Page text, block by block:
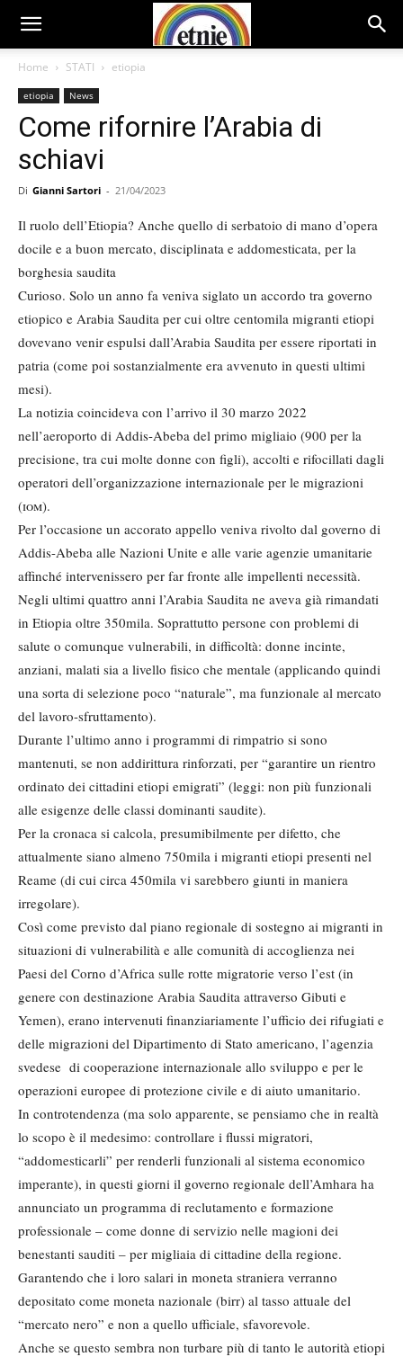
Home STATI etiopia
etiopia News
Come rifornire l’Arabia di
schiavi
Di Gianni Sartori - 21/04/2023
Il ruolo dell’Etiopia? Anche quello di serbatoio di mano d’opera
docile e a buon mercato, disciplinata e addomesticata, per la
borghesia saudita
Curioso. Solo un anno fa veniva siglato un accordo tra governo
etiopico e Arabia Saudita per cui oltre centomila migranti etiopi
dovevano venir espulsi dall’Arabia Saudita per essere riportati in
patria (come poi sostanzialmente era avvenuto in questi ultimi
mesi).
La notizia coincideva con l’arrivo il 30 marzo 2022
nell’aeroporto di Addis-Abeba del primo migliaio (900 per la
precisione, tra cui molte donne con figli), accolti e rifocillati dagli
operatori dell’organizzazione internazionale per le migrazioni
(iom).
Per l’occasione un accorato appello veniva rivolto dal governo di
Addis-Abeba alle Nazioni Unite e alle varie agenzie umanitarie
affinché intervenissero per far fronte alle impellenti necessità.
Negli ultimi quattro anni l’Arabia Saudita ne aveva già rimandati
in Etiopia oltre 350mila. Soprattutto persone con problemi di
salute o comunque vulnerabili, in difficoltà: donne incinte,
anziani, malati sia a livello fisico che mentale (applicando quindi
una sorta di selezione poco “naturale”, ma funzionale al mercato
del lavoro-sfruttamento).
Durante l’ultimo anno i programmi di rimpatrio si sono
mantenuti, se non addirittura rinforzati, per “garantire un rientro
ordinato dei cittadini etiopi emigrati” (leggi: non più funzionali
alle esigenze delle classi dominanti saudite).
Per la cronaca si calcola, presumibilmente per difetto, che
attualmente siano almeno 750mila i migranti etiopi presenti nel
Reame (di cui circa 450mila vi sarebbero giunti in maniera
irregolare).
Così come previsto dal piano regionale di sostegno ai migranti in
situazioni di vulnerabilità e alle comunità di accoglienza nei
Paesi del Corno d’Africa sulle rotte migratorie verso l’est (in
genere con destinazione Arabia Saudita attraverso Gibuti e
Yemen), erano intervenuti finanziariamente l’ufficio dei rifugiati e
delle migrazioni del Dipartimento di Stato americano, l’agenzia
svedese di cooperazione internazionale allo sviluppo e per le
operazioni europee di protezione civile e di aiuto umanitario.
In controtendenza (ma solo apparente, se pensiamo che in realtà
lo scopo è il medesimo: controllare i flussi migratori,
“addomesticarli” per renderli funzionali al sistema economico
imperante), in questi giorni il governo regionale dell’Amhara ha
annunciato un programma di reclutamento e formazione
professionale – come donne di servizio nelle magioni dei
benestanti sauditi – per migliaia di cittadine della regione.
Garantendo che i loro salari in moneta straniera verranno
depositato come moneta nazionale (birr) al tasso attuale del
“mercato nero” e non a quello ufficiale, sfavorevole.
Anche se questo sembra non turbare più di tanto le autorità etiopi